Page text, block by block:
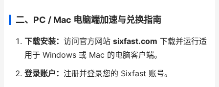
二、PC / Mac 电脑端加速与兑换指南
下载安装： 访问官方网站 sixfast.com 下载并运行适
用于 Windows 或 Mac 的电脑客户端。
登录账户： 注册并登录您的 Sixfast 账号。